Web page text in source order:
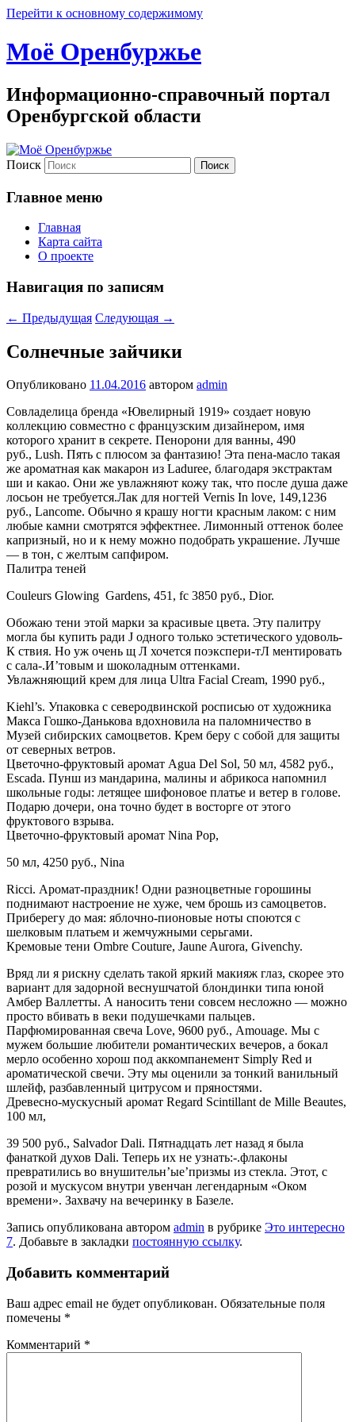
Перейти к основному содержимому
Моё Оренбуржье
Информационно-справочный портал
Оренбургской области
Поиск
Главное меню
Главная
Карта сайта
О проекте
Навигация по записям
← Предыдущая Следующая →
Солнечные зайчики
Опубликовано 11.04.2016 автором admin
Совладелица бренда «Ювелирный 1919» создает новую
коллекцию совместно с французским дизайнером, имя
которого хранит в секрете. Пенорони для ванны, 490
руб., Lush. Пять с плюсом за фантазию! Эта пена-масло такая
же ароматная как макарон из Laduree, благодаря экстрактам
ши и какао. Они же увлажняют кожу так, что после душа даже
лосьон не требуется.Лак для ногтей Vernis In love, 149,1236
руб., Lancome. Обычно я крашу ногти красным лаком: с ним
любые камни смотрятся эффектнее. Лимонный оттенок более
капризный, но и к нему можно подобрать украшение. Лучше
— в тон, с желтым сапфиром.
Палитра теней
Couleurs Glowing Gardens, 451, fc 3850 руб., Dior.
Обожаю тени этой марки за красивые цвета. Эту палитру
могла бы купить ради J одного только эстетического удоволь-
К ствия. Но уж очень щ Л хочется поэкспери-тЛ ментировать
с сала-.И’товым и шоколадным оттенками.
Увлажняющий крем для лица Ultra Facial Cream, 1990 руб.,
Kiehl’s. Упаковка с северодвинской росписью от художника
Макса Гошко-Данькова вдохновила на паломничество в
Музей сибирских самоцветов. Крем беру с собой для защиты
от северных ветров.
Цветочно-фруктовый аромат Agua Del Sol, 50 мл, 4582 руб.,
Escada. Пунш из мандарина, малины и абрикоса напомнил
школьные годы: летящее шифоновое платье и ветер в голове.
Подарю дочери, она точно будет в восторге от этого
фруктового взрыва.
Цветочно-фруктовый аромат Nina Pop,
50 мл, 4250 руб., Nina
Ricci. Аромат-праздник! Одни разноцветные горошины
поднимают настроение не хуже, чем брошь из самоцветов.
Приберегу до мая: яблочно-пионовые ноты споются с
шелковым платьем и жемчужными серьгами.
Кремовые тени Ombre Couture, Jaune Aurora, Givenchy.
Вряд ли я рискну сделать такой яркий макияж глаз, скорее это
вариант для задорной веснушчатой блондинки типа юной
Амбер Валлетты. А наносить тени совсем несложно — можно
просто вбивать в веки подушечками пальцев.
Парфюмированная свеча Love, 9600 руб., Amouage. Мы с
мужем большие любители романтических вечеров, а бокал
мерло особенно хорош под аккомпанемент Simply Red и
ароматической свечи. Эту мы оценили за тонкий ванильный
шлейф, разбавленный цитрусом и пряностями.
Древесно-мускусный аромат Regard Scintillant de Mille Beautes,
100 мл,
39 500 руб., Salvador Dali. Пятнадцать лет назад я была
фанаткой духов Dali. Теперь их не узнать:-.флаконы
превратились во внушительн’ые’призмы из стекла. Этот, с
розой и мускусом внутри увенчан легендарным «Оком
времени». Захвачу на вечеринку в Базеле.
Запись опубликована автором admin в рубрике Это интересно
7. Добавьте в закладки постоянную ссылку.
Добавить комментарий
Ваш адрес email не будет опубликован. Обязательные поля
помечены *
Комментарий *